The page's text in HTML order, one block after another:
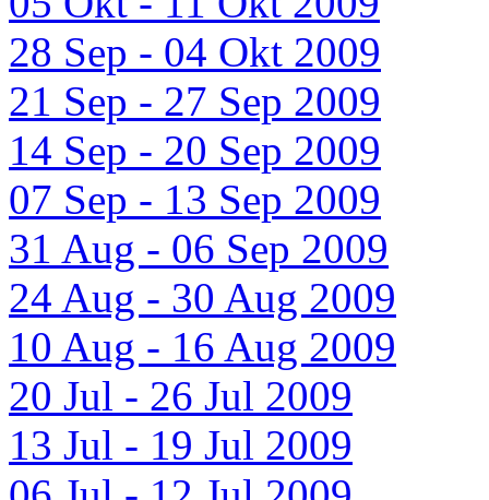
28 Sep - 04 Okt 2009
21 Sep - 27 Sep 2009
14 Sep - 20 Sep 2009
07 Sep - 13 Sep 2009
31 Aug - 06 Sep 2009
24 Aug - 30 Aug 2009
10 Aug - 16 Aug 2009
20 Jul - 26 Jul 2009
13 Jul - 19 Jul 2009